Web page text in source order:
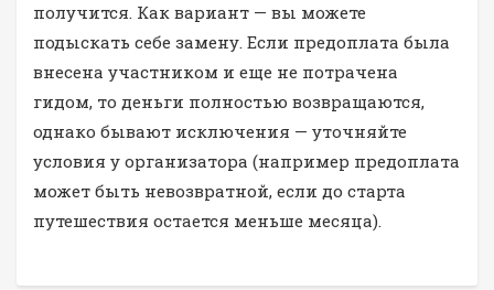
получится. Как вариант — вы можете
подыскать себе замену. Если предоплата была
внесена участником и еще не потрачена
гидом, то деньги полностью возвращаются,
однако бывают исключения — уточняйте
условия у организатора (например предоплата
может быть невозвратной, если до старта
путешествия остается меньше месяца).